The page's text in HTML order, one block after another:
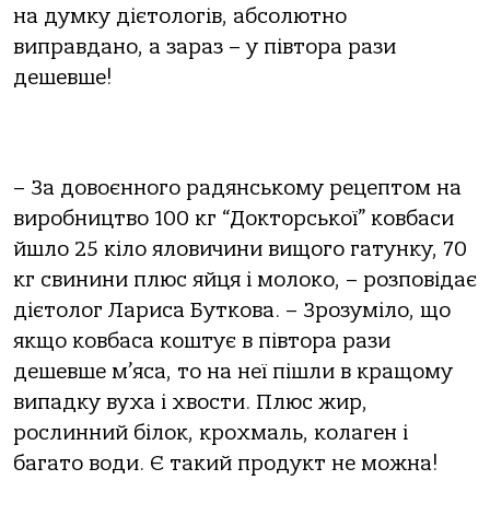
на думку дієтологів, абсолютно
виправдано, а зараз – у півтора рази
дешевше!
– За довоєнного радянському рецептом на
виробництво 100 кг “Докторської” ковбаси
йшло 25 кіло яловичини вищого гатунку, 70
кг свинини плюс яйця і молоко, – розповідає
дієтолог Лариса Буткова. – Зрозуміло, що
якщо ковбаса коштує в півтора рази
дешевше м’яса, то на неї пішли в кращому
випадку вуха і хвости. Плюс жир,
рослинний білок, крохмаль, колаген і
багато води. Є такий продукт не можна!